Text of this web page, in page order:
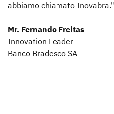
abbiamo chiamato Inovabra."
Mr. Fernando Freitas
Innovation Leader
Banco Bradesco SA